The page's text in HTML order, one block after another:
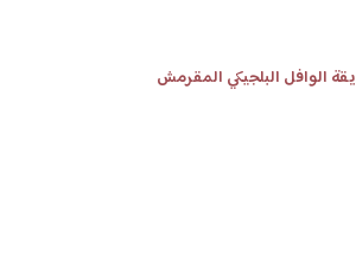
الوافل البلجيكي المقرمش